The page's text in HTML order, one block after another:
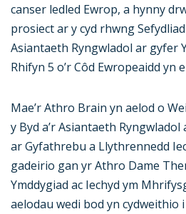
canser ledled Ewrop, a hynny
prosiect ar y cyd rhwng Sefydliad
Asiantaeth Ryngwladol ar gyfer
Rhifyn 5 o’r Côd Ewropeaidd yn
Mae’r Athro Brain yn aelod o
y Byd a’r Asiantaeth
ar Gyfathrebu a Llythrennedd
gadeirio gan yr Athro Dame
Ymddygiad ac Iechyd ym
aelodau wedi bod yn cydweithio